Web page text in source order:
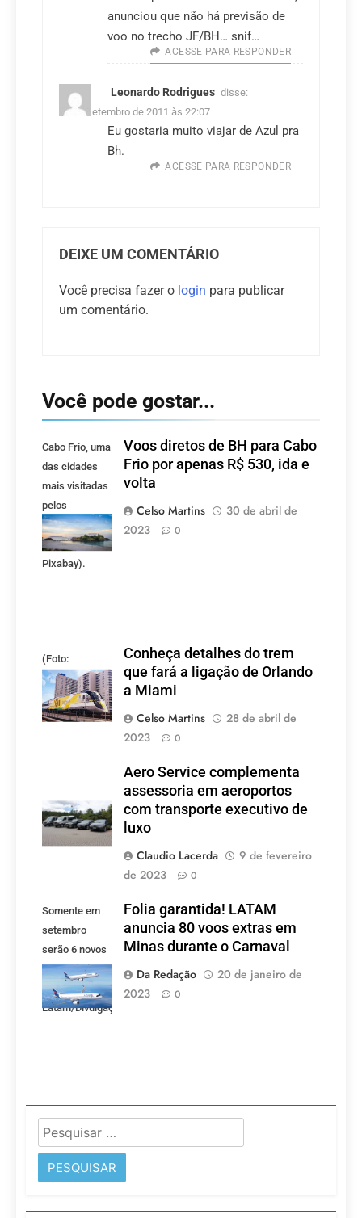
anunciou que não há previsão de
voo no trecho JF/BH… snif…
ACESSE PARA RESPONDER
Leonardo Rodrigues disse:
29 de setembro de 2011 às 22:07
Eu gostaria muito viajar de Azul pra
Bh.
ACESSE PARA RESPONDER
DEIXE UM COMENTÁRIO
Você precisa fazer o login para publicar
um comentário.
Você pode gostar...
Cabo Frio, uma
das cidades
mais visitadas
pelos
mineiros.
(Foto:
Pixabay).
Voos diretos de BH para Cabo
Frio por apenas R$ 530, ida e
volta
Celso Martins
30 de abril de
2023
0
(Foto:
divulgação)
Conheça detalhes do trem
que fará a ligação de Orlando
a Miami
Celso Martins
28 de abril de
2023
0
Aero Service complementa
assessoria em aeroportos
com transporte executivo de
luxo
Claudio Lacerda
9 de fevereiro
de 2023
0
Somente em
setembro
serão 6 novos
voos criados
pela LATAM.
Latam/Divulgação)
Folia garantida! LATAM
anuncia 80 voos extras em
Minas durante o Carnaval
Da Redação
20 de janeiro de
2023
0
Pesquisar
por: